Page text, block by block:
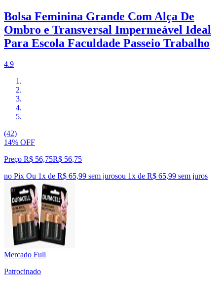
Bolsa Feminina Grande Com Alça De
Ombro e Transversal Impermeável Ideal
Para Escola Faculdade Passeio Trabalho
4.9
(42)
14% OFF
Preço R$ 56,75R$ 56,75
no Pix Ou 1x de R$ 65,99 sem jurosou 1x de R$ 65,99 sem juros
Mercado Full
Patrocinado